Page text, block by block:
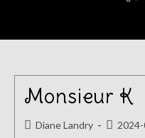
Monsieur K
Auteur/autrice
Diane Landry